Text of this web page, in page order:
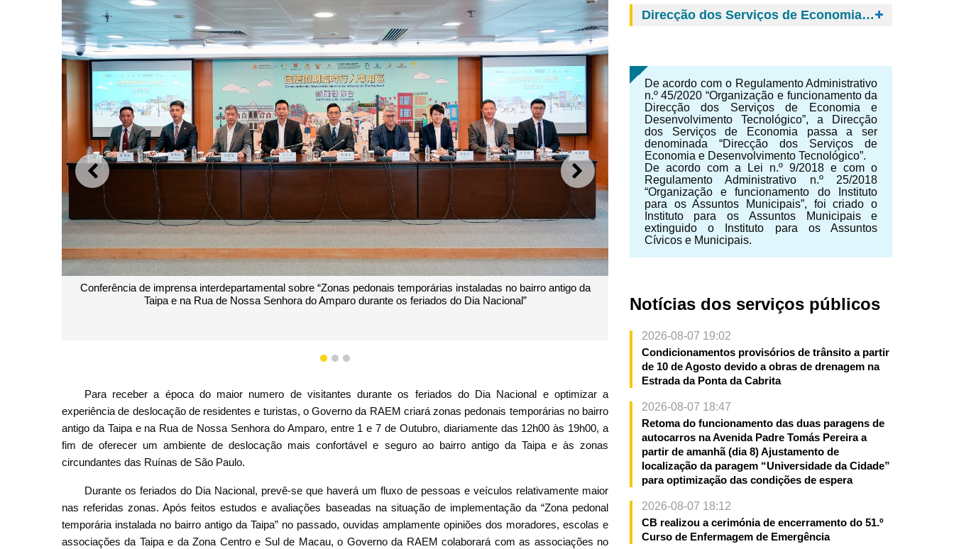
ANTERIOR SEGUINTE
Conferência de imprensa interdepartamental sobre “Zonas pedonais temporárias instaladas no bairro antigo da
Taipa e na Rua de Nossa Senhora do Amparo durante os feriados do Dia Nacional”
1 2 3
Para receber a época do maior numero de visitantes durante os feriados do Dia Nacional e optimizar a
experiência de deslocação de residentes e turistas, o Governo da RAEM criará zonas pedonais temporárias no bairro
antigo da Taipa e na Rua de Nossa Senhora do Amparo, entre 1 e 7 de Outubro, diariamente das 12h00 às 19h00, a
fim de oferecer um ambiente de deslocação mais confortável e seguro ao bairro antigo da Taipa e às zonas
circundantes das Ruínas de São Paulo.
Durante os feriados do Dia Nacional, prevê-se que haverá um fluxo de pessoas e veículos relativamente maior
nas referidas zonas. Após feitos estudos e avaliações baseadas na situação de implementação da “Zona pedonal
temporária instalada no bairro antigo da Taipa” no passado, ouvidas amplamente opiniões dos moradores, escolas e
associações da Taipa e da Zona Centro e Sul de Macau, o Governo da RAEM colaborará com as associações no
Direcção dos Serviços de Economia e Desenvolvimento Tecnológico
De acordo com o Regulamento Administrativo
n.º 45/2020 “Organização e funcionamento da
Direcção dos Serviços de Economia e
Desenvolvimento Tecnológico”, a Direcção
dos Serviços de Economia passa a ser
denominada “Direcção dos Serviços de
Economia e Desenvolvimento Tecnológico”.
De acordo com a Lei n.º 9/2018 e com o
Regulamento Administrativo n.º 25/2018
“Organização e funcionamento do Instituto
para os Assuntos Municipais”, foi criado o
Instituto para os Assuntos Municipais e
extinguido o Instituto para os Assuntos
Cívicos e Municipais.
Notícias dos serviços públicos
2026-08-07 19:02
Condicionamentos provisórios de trânsito a partir
de 10 de Agosto devido a obras de drenagem na
Estrada da Ponta da Cabrita
2026-08-07 18:47
Retoma do funcionamento das duas paragens de
autocarros na Avenida Padre Tomás Pereira a
partir de amanhã (dia 8) Ajustamento de
localização da paragem “Universidade da Cidade”
para optimização das condições de espera
2026-08-07 18:12
CB realizou a cerimónia de encerramento do 51.º
Curso de Enfermagem de Emergência